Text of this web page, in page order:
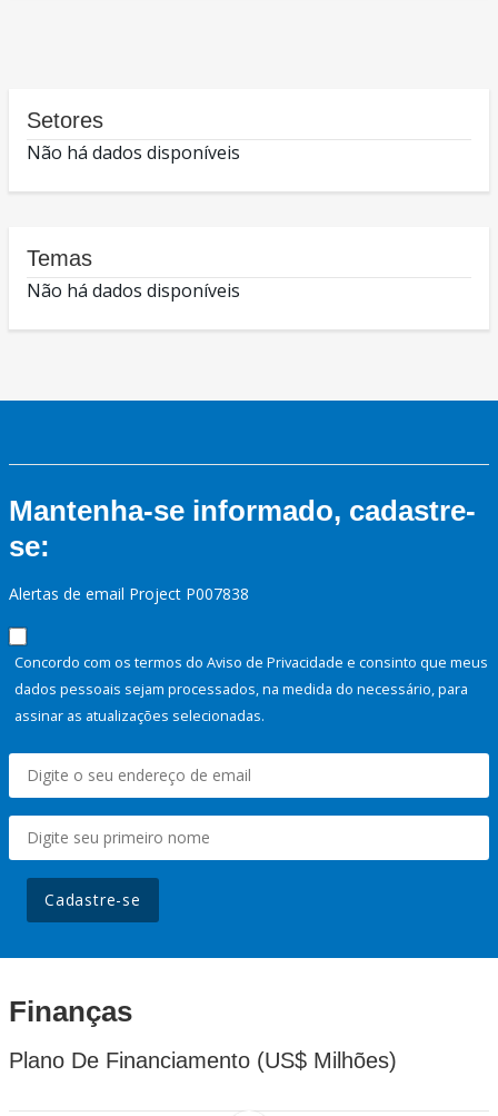
Setores
Não há dados disponíveis
Temas
Não há dados disponíveis
Mantenha-se informado, cadastre-
se:
Alertas de email Project P007838
Concordo com os termos do Aviso de Privacidade e consinto que meus
dados pessoais sejam processados, na medida do necessário, para
assinar as atualizações selecionadas.
Cadastre-se
Finanças
Plano De Financiamento (US$ Milhões)